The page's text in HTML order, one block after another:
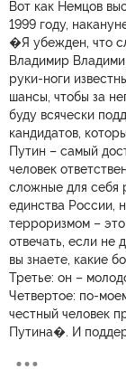
Вот как Немцов
1999 году,
�Я убежден, что
Владимир
руки-ноги
шансы, чтобы за
буду всячески
кандидатов,
Путин – самый
человек
сложные для себя
единства России,
терроризмом –
отвечать, если не
вы знаете, какие
Третье: он –
Четвертое: по-
честный человек
Путина�. И